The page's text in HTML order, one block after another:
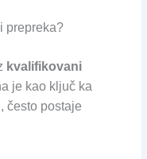
prepreka?
kvalifikovani
je kao ključ ka
često postaje